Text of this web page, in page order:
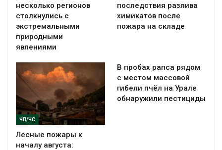
несколько регионов
столкнулись с
экстремальными
природными
явлениями
последствия разлива
химикатов после
пожара на складе
ЧП/ЧС
Лесные пожары к
началу августа:
В пробах рапса рядом
с местом массовой
гибели пчёл на Урале
обнаружили пестициды